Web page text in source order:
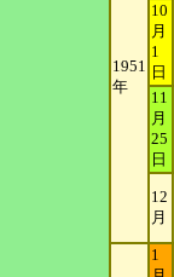
1951
年
10
月
1
日
11
月
25
日
12
月
1